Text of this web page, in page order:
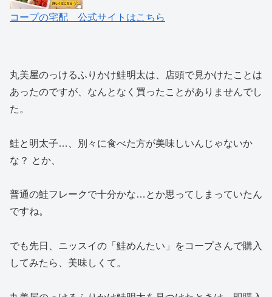
コープの宅配 公式サイトはこちら
丸美屋のっけるふりかけ鮭明太は、店頭で見かけたことは
あったのですが、なんとなく買ったことがありませんでし
た。
鮭と明太子…、別々に食べた方が美味しいんじゃないか
な？ とか、
普通の鮭フレークで十分かな…とか思ってしまっていたん
ですね。
でも先日、ニッスイの「鮭めんたい」をコープさんで購入
してみたら、美味しくて。